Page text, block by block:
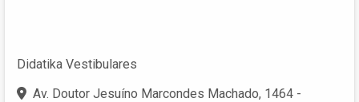
Didatika Vestibulares
Av. Doutor Jesuíno Marcondes Machado, 1464 -